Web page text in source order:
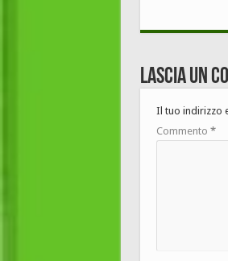
Lascia un
Il tuo indirizzo
Commento *